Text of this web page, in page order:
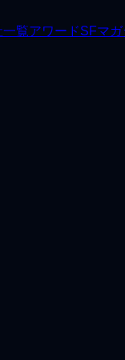
一覧アワードSFマガ